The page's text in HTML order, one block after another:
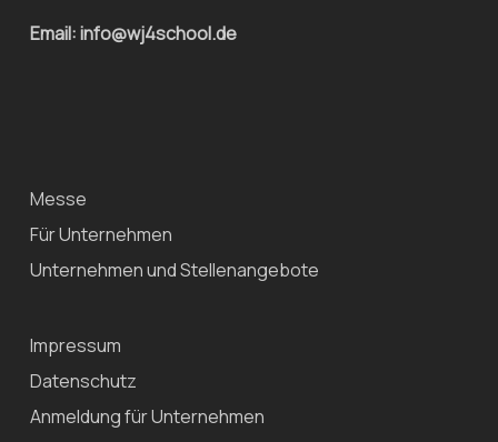
Email: info@wj4school.de
Messe
Für Unternehmen
Unternehmen und Stellenangebote
Impressum
Datenschutz
Anmeldung für Unternehmen